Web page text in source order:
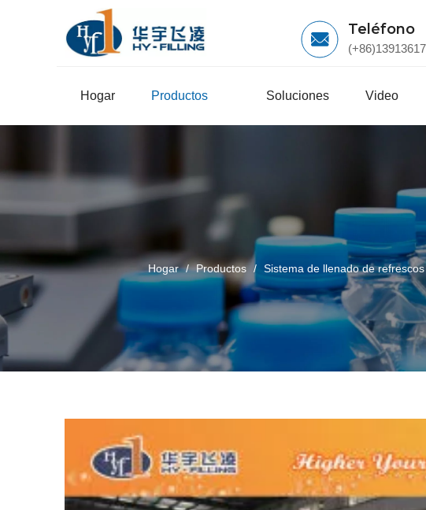
Teléfono
Hogar Productos Soluciones Video
Hogar / Productos / Sistema de llenado de